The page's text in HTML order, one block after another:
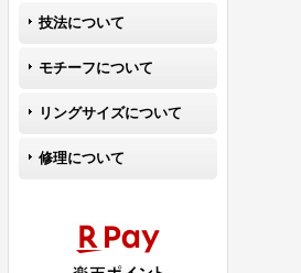
技法について
モチーフについて
リングサイズについて
修理について